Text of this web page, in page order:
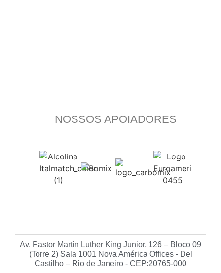
NOSSOS APOIADORES
Av. Pastor Martin Luther King Junior, 126 – Bloco 09
(Torre 2) Sala 1001 Nova América Offices - Del
Castilho – Rio de Janeiro - CEP:20765-000